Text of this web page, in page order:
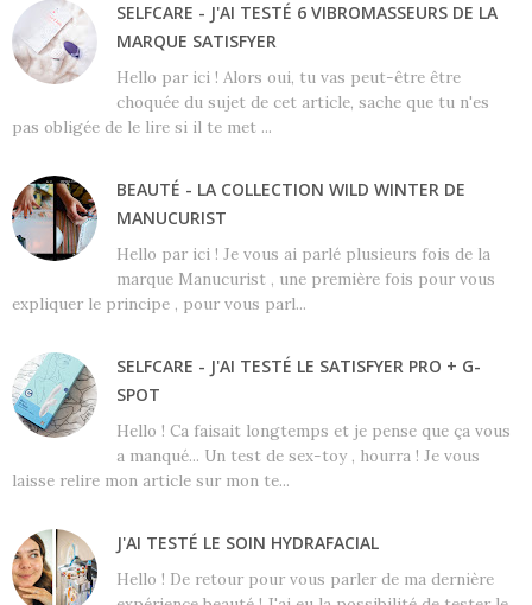
SELFCARE - J'AI TESTÉ 6 VIBROMASSEURS DE LA
MARQUE SATISFYER
Hello par ici ! Alors oui, tu vas peut-être être
choquée du sujet de cet article, sache que tu n'es
pas obligée de le lire si il te met ...
BEAUTÉ - LA COLLECTION WILD WINTER DE
MANUCURIST
Hello par ici ! Je vous ai parlé plusieurs fois de la
marque Manucurist , une première fois pour vous
expliquer le principe , pour vous parl...
SELFCARE - J'AI TESTÉ LE SATISFYER PRO + G-
SPOT
Hello ! Ca faisait longtemps et je pense que ça vous
a manqué... Un test de sex-toy , hourra ! Je vous
laisse relire mon article sur mon te...
J'AI TESTÉ LE SOIN HYDRAFACIAL
Hello ! De retour pour vous parler de ma dernière